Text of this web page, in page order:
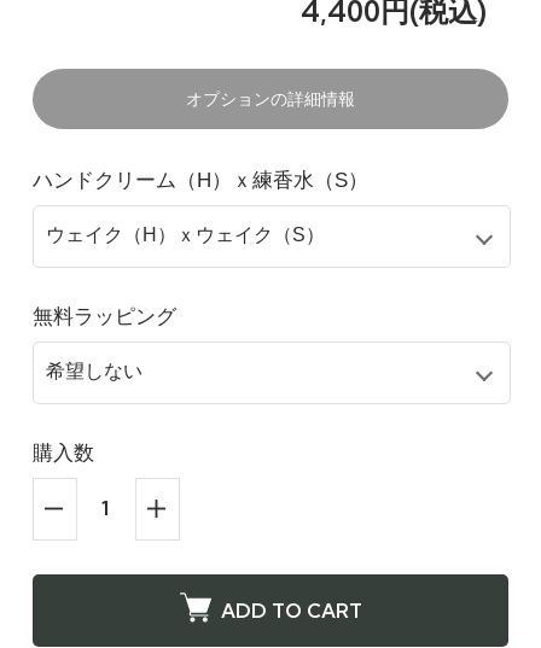
4,400円(税込)
オプションの詳細情報
ハンドクリーム（H）ｘ練香水（S）
無料ラッピング
購入数
ADD TO CART